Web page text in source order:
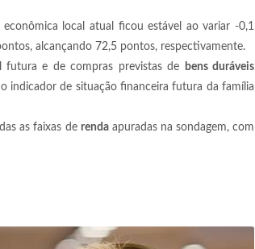
local atual ficou estável ao variar -0,1
alcançando 72,5 pontos, respectivamente.
futura e de compras previstas de
bens duráveis
indicador de situação financeira futura da família
as faixas de rendaapuradas na sondagem, com